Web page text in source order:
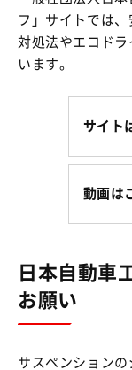
フ」サイトでは
対処法やエコド
います。
サイト
動画は
日本自動車
お願い
サスペンション